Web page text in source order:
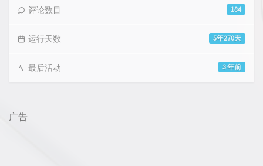
184
评论数目
5年270天
运行天数
3 年前
最后活动
广告